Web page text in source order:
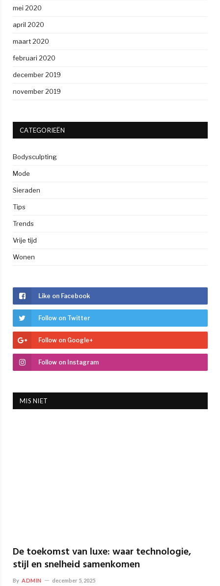
mei 2020
april 2020
maart 2020
februari 2020
december 2019
november 2019
CATEGORIEËN
Bodysculpting
Mode
Sieraden
Tips
Trends
Vrije tijd
Wonen
Like on Facebook
Follow on Twitter
Follow on Google+
Follow on Instagram
MIS NIET
De toekomst van luxe: waar technologie,
stijl en snelheid samenkomen
By ADMIN december 5, 2025